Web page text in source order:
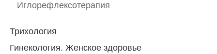
Иглорефлексотерапия
Трихология
Гинекология. Женское здоровье